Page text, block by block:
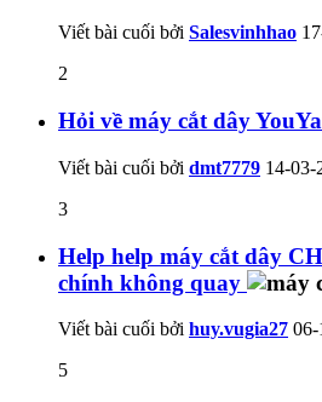
Viết bài cuối bởi Salesvinhhao
2
Hỏi về máy cắt dây
Viết bài cuối bởi dmt7779 14-03-
3
Help help máy cắt dây
chính không quay
Viết bài cuối bởi huy.vugia27 06-
5